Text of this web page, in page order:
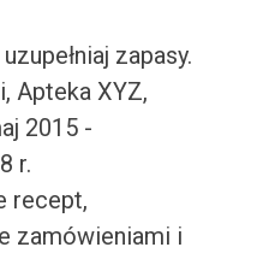
zapasy.
Apteka XYZ,
2015 -
r.
recept,
zamówieniami i